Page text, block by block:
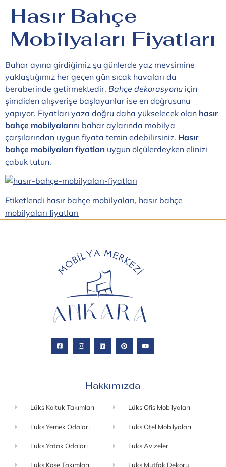
Hasır Bahçe
Mobilyaları Fiyatları
Bahar ayına girdiğimiz şu günlerde yaz mevsimine
yaklaştığımız her geçen gün sıcak havaları da
beraberinde getirmektedir. Bahçe dekorasyonu için
şimdiden alışverişe başlayanlar ise en doğrusunu
yapıyor. Fiyatları yaza doğru daha yükselecek olan hasır
bahçe mobilyalarını bahar aylarında mobilya
çarşılarından uygun fiyata temin edebilirsiniz. Hasır
bahçe mobilyaları fiyatları uygun ölçülerdeyken elinizi
çabuk tutun.
Etiketlendi hasır bahçe mobilyaları, hasır bahçe
mobilyaları fiyatları
Hakkımızda
Lüks Koltuk Takımları
Lüks Yemek Odaları
Lüks Yatak Odaları
Lüks Köşe Takımları
Lüks Ofis Mobilyaları
Lüks Otel Mobilyaları
Lüks Avizeler
Lüks Mutfak Dekoru